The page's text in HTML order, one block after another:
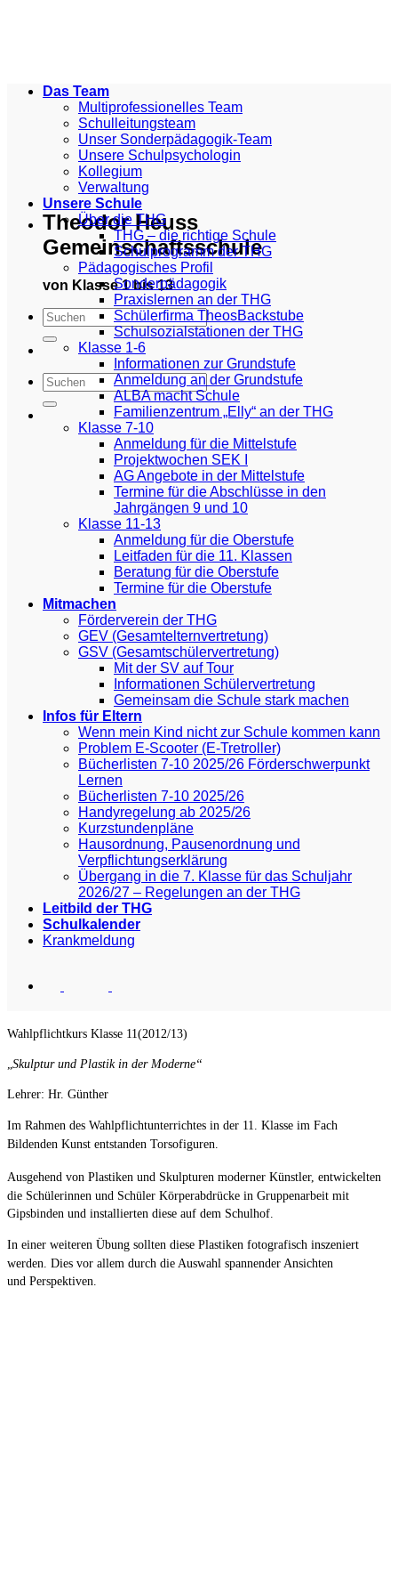
Theodor Heuss
Gemeinschaftsschule
von Klasse 1 bis 13
Das Team
Multiprofessionelles Team
Schulleitungsteam
Unser Sonderpädagogik-Team
Unsere Schulpsychologin
Kollegium
Verwaltung
Unsere Schule
Über die THG
THG – die richtige Schule
Schulprogramm der THG
Pädagogisches Profil
Sonderpädagogik
Praxislernen an der THG
Schülerfirma TheosBackstube
Schulsozialstationen der THG
Klasse 1-6
Informationen zur Grundstufe
Anmeldung an der Grundstufe
ALBA macht Schule
Familienzentrum „Elly“ an der THG
Klasse 7-10
Anmeldung für die Mittelstufe
Projektwochen SEK I
AG Angebote in der Mittelstufe
Termine für die Abschlüsse in den
Jahrgängen 9 und 10
Klasse 11-13
Anmeldung für die Oberstufe
Leitfaden für die 11. Klassen
Beratung für die Oberstufe
Termine für die Oberstufe
Mitmachen
Förderverein der THG
GEV (Gesamtelternvertretung)
GSV (Gesamtschülervertretung)
Mit der SV auf Tour
Informationen Schülervertretung
Gemeinsam die Schule stark machen
Infos für Eltern
Wenn mein Kind nicht zur Schule kommen kann
Problem E-Scooter (E-Tretroller)
Bücherlisten 7-10 2025/26 Förderschwerpunkt
Lernen
Bücherlisten 7-10 2025/26
Handyregelung ab 2025/26
Kurzstundenpläne
Hausordnung, Pausenordnung und
Verpflichtungserklärung
Übergang in die 7. Klasse für das Schuljahr
2026/27 – Regelungen an der THG
Leitbild der THG
Schulkalender
Krankmeldung
Wahlpflichtkurs Klasse 11(2012/13)
„Skulptur und Plastik in der Moderne“
Lehrer: Hr. Günther
Im Rahmen des Wahlpflichtunterrichtes in der 11. Klasse im Fach
Bildenden Kunst entstanden Torsofiguren.
Ausgehend von Plastiken und Skulpturen moderner Künstler, entwickelten
die Schülerinnen und Schüler Körperabdrücke in Gruppenarbeit mit
Gipsbinden und installierten diese auf dem Schulhof.
In einer weiteren Übung sollten diese Plastiken fotografisch inszeniert
werden. Dies vor allem durch die Auswahl spannender Ansichten
und Perspektiven.